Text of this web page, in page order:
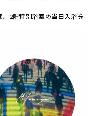
、2階特別浴室の当日入浴券